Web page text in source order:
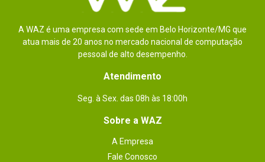
Áudio (idioma)
Plataforma_filtro
Xbox 360
Número de jogadores suportados
Não especificado
Xbox 360
12 anos, 13 anos, 14 a 15 anos, 16 anos,
17 anos, 18 anos
A WAZ é uma empresa com sede em Belo Horizonte/MG que
atua mais de 20 anos no mercado nacional de computação
pessoal de alto desempenho.
Atendimento
Seg. à Sex. das 08h às 18:00h
Sobre a WAZ
A Empresa
Fale Conosco